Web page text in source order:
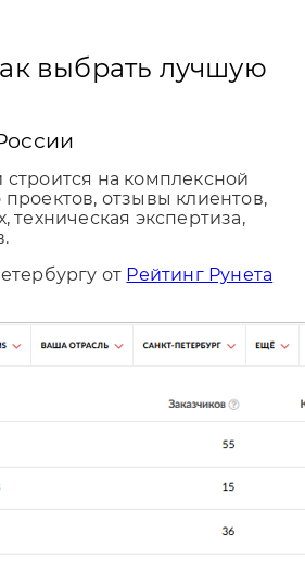
выбрать лучшую
строится на комплексной
проектов, отзывы клиентов,
техническая экспертиза,
от Рейтинг Рунета